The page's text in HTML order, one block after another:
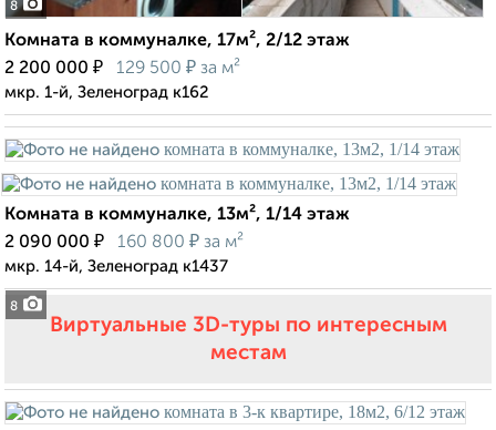
8
Комната в коммуналке, 17м², 2/12 этаж
2 200 000 ₽ 129 500 ₽ за м²
мкр. 1-й, Зеленоград к162
8
Комната в коммуналке, 13м², 1/14 этаж
2 090 000 ₽ 160 800 ₽ за м²
мкр. 14-й, Зеленоград к1437
Виртуальные 3D-туры по интересным
местам